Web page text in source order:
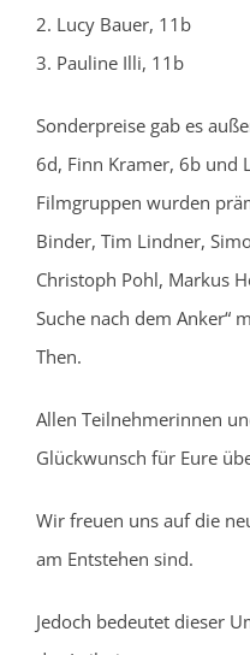
2. Lucy Bauer, 11b
3. Pauline Illi, 11b
Sonderpreise gab es
6d, Finn Kramer, 6b und
Filmgruppen wurden
Binder, Tim Lindner,
Christoph Pohl, Markus
Suche nach dem Anker“
Then.
Allen Teilnehmerinnen
Glückwunsch für Eure
Wir freuen uns auf die
am Entstehen sind.
Jedoch bedeutet dieser